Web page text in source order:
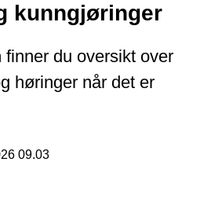
kunngjøringer
finner du oversikt over
høringer når det er
09.03